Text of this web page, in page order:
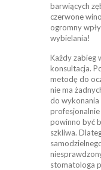
barwiących
czerwone
ogromny
wybielania!
Każdy zabieg
konsultacja.
metodę do
nie ma
do wykonania
powinno być
szkliwa.
stomatologa